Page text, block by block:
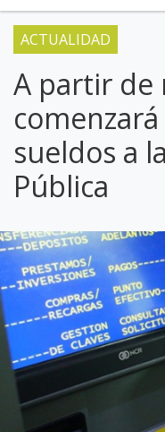
ACTUALIDAD
A partir de
sueldos a
Pública